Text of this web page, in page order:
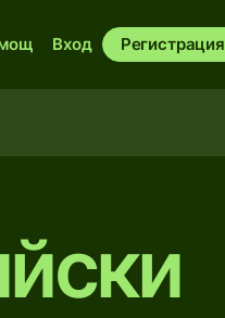
Вход Регистрация